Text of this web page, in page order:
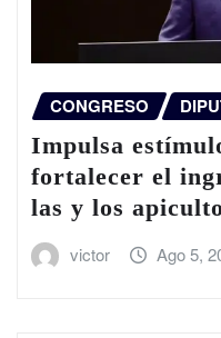
CONGRESO
Impulsa
fortalecer el
las y los
victor Ago 5,